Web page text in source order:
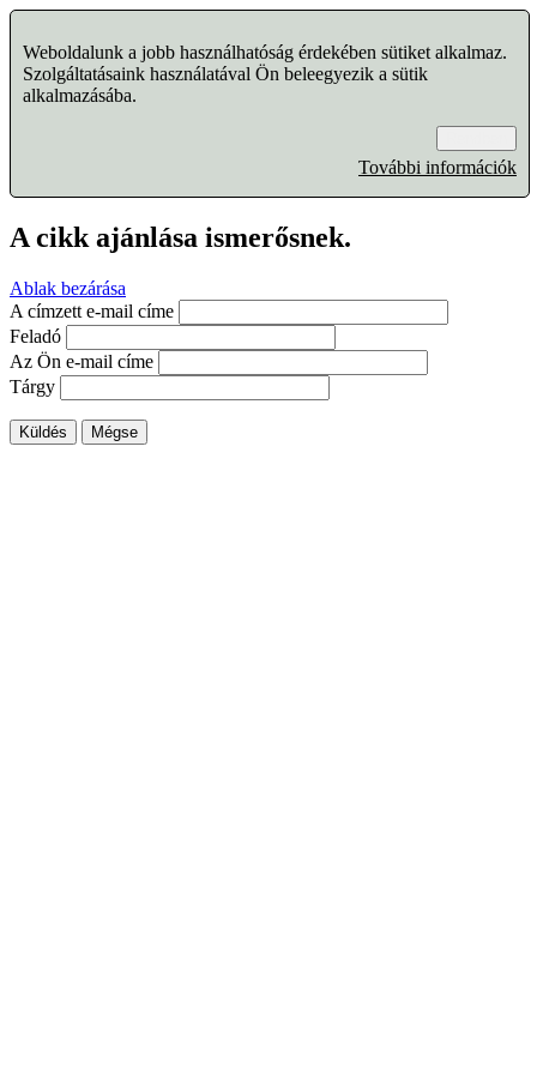
Weboldalunk a jobb használhatóság érdekében sütiket alkalmaz.
Szolgáltatásaink használatával Ön beleegyezik a sütik
alkalmazásába.
További információk
A cikk ajánlása ismerősnek.
Ablak bezárása
A címzett e-mail címe
Feladó
Az Ön e-mail címe
Tárgy
Küldés Mégse